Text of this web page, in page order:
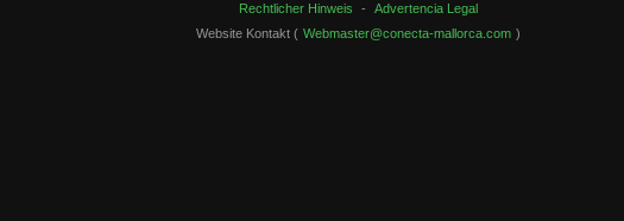
Rechtlicher Hinweis -
Advertencia Legal
Website Kontakt ( Webmaster@conecta-mallorca.com )